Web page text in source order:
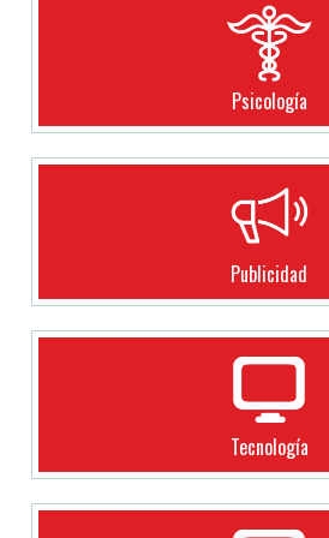
Psicología
Publicidad
Tecnología